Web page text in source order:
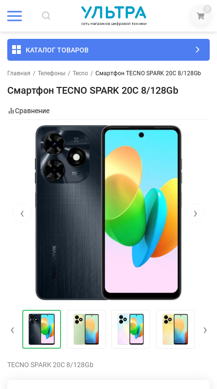
0
КАТАЛОГ ТОВАРОВ
Главная / Телефоны / Tecno / Смартфон TECNO SPARK 20C 8/128Gb
Смартфон TECNO SPARK 20C 8/128Gb
Сравнение
‹ ›
‹ ›
TECNO SPARK 20C 8/128Gb